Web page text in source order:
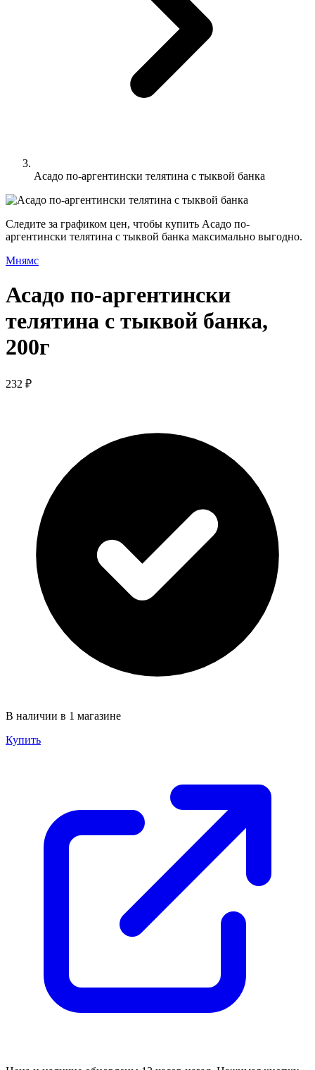
Асадо по-аргентински телятина с тыквой банка
Следите за графиком цен, чтобы купить Асадо по-
аргентински телятина с тыквой банка максимально выгодно.
Мнямс
Асадо по-аргентински
телятина с тыквой банка,
200г
232 ₽
В наличии в 1 магазине
Купить